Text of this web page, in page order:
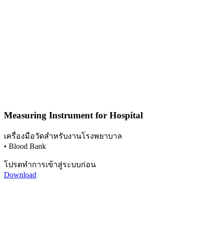
Measuring Instrument for Hospital
เครื่องมือวัดสำหรับงานโรงพยาบาล
• Blood Bank
โปรดทำการเข้าสู่ระบบก่อน
Download